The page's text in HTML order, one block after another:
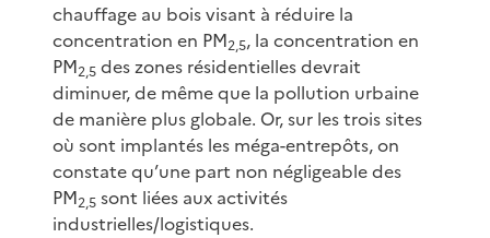
chauffage au bois visant à réduire la
concentration en PM2,5, la concentration en
PM2,5 des zones résidentielles devrait
diminuer, de même que la pollution urbaine
de manière plus globale. Or, sur les trois sites
où sont implantés les méga-entrepôts, on
constate qu’une part non négligeable des
PM2,5 sont liées aux activités
industrielles/logistiques.